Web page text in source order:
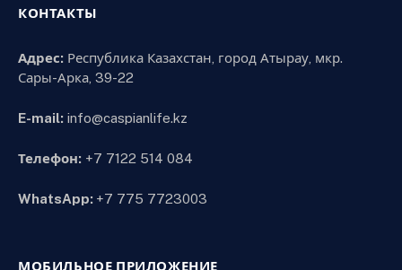
КОНТАКТЫ
Адрес: Республика Казахстан, город Атырау, мкр.
Сары-Арка, 39-22
E-mail: info@caspianlife.kz
Телефон: +7 7122 514 084
WhatsApp: +7 775 7723003
МОБИЛЬНОЕ ПРИЛОЖЕНИЕ